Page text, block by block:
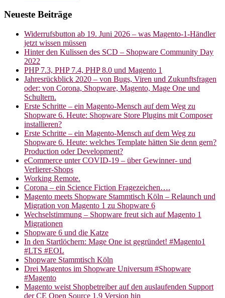
Neueste Beiträge
Widerrufsbutton ab 19. Juni 2026 – was Magento-1-Händler
jetzt wissen müssen
Hinter den Kulissen des SCD – Shopware Community Day
2022
PHP 7.3, PHP 7.4, PHP 8.0 und Magento 1
Jahresrückblick 2020 – von Bugs, Viren und Zukunftsfragen
oder: von Corona, Shopware, Magento, Mage One und
Schultern.
Erste Schritte – ein Magento-Mensch auf dem Weg zu
Shopware 6. Heute: Shopware Store Plugins mit Composer
installieren?
Erste Schritte – ein Magento-Mensch auf dem Weg zu
Shopware 6. Heute: welches Template hätten Sie denn gern?
Production oder Development?
eCommerce unter COVID-19 – über Gewinner- und
Verlierer-Shops
Working Remote.
Corona – ein Science Fiction Fragezeichen….
Magento meets Shopware Stammtisch Köln – Relaunch und
Migration von Magento 1 zu Shopware 6
Wechselstimmung – Shopware freut sich auf Magento 1
Migrationen
Shopware 6 und die Katze
In den Startlöchern: Mage One ist gegründet! #Magento1
#LTS #EOL
Shopware Stammtisch Köln
Drei Magentos im Shopware Universum #Shopware
#Magento
Magento weist Shopbetreiber auf den auslaufenden Support
der CE Open Source 1.9 Version hin